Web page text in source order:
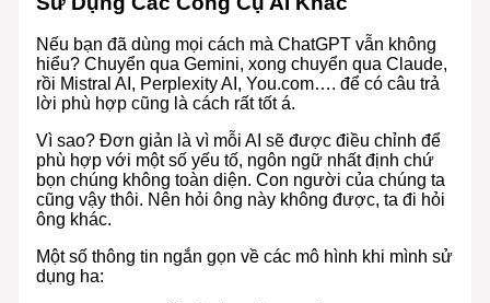
Nếu bạn đã dùng mọi cách mà ChatGPT vẫn không
hiểu? Chuyển qua Gemini, xong chuyển qua Claude,
rồi Mistral AI, Perplexity AI, You.com…. để có câu trả
lời phù hợp cũng là cách rất tốt á.
Vì sao? Đơn giản là vì mỗi AI sẽ được điều chỉnh để
phù hợp với một số yếu tố, ngôn ngữ nhất định chứ
bọn chúng không toàn diện. Con người của chúng ta
cũng vậy thôi. Nên hỏi ông này không được, ta đi hỏi
ông khác.
Một số thông tin ngắn gọn về các mô hình khi mình sử
dụng ha: